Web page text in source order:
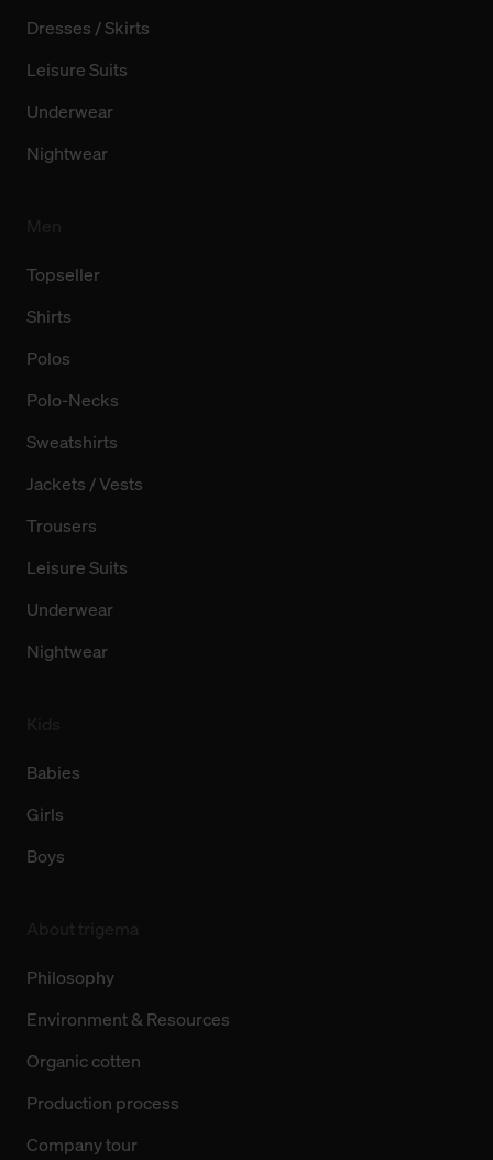
Dresses / Skirts
Leisure Suits
Underwear
Nightwear
Topseller
Shirts
Polos
Polo-Necks
Sweatshirts
Jackets / Vests
Trousers
Leisure Suits
Underwear
Nightwear
Babies
Girls
Boys
Philosophy
Environment & Resources
Organic cotten
Production process
Company tour